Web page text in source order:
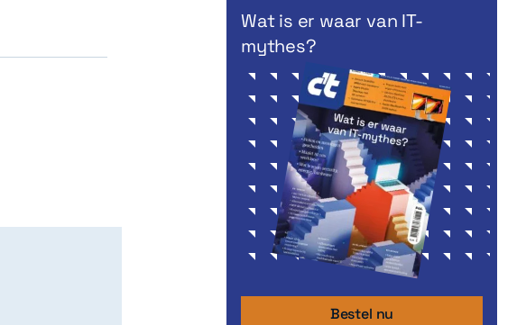
Wat is er waar van IT-
mythes?
Bestel nu